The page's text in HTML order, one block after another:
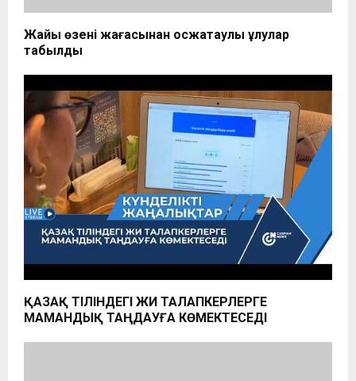
Жайық өзені жағасынан қосжақтаулы ұлулар
табылды
ҚАЗАҚ ТІЛІНДЕГІ ЖИ ТАЛАПКЕРЛЕРГЕ
МАМАНДЫҚ ТАҢДАУҒА КӨМЕКТЕСЕДІ